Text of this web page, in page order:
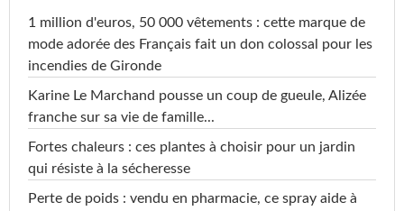
1 million d'euros, 50 000 vêtements : cette marque de
mode adorée des Français fait un don colossal pour les
incendies de Gironde
Karine Le Marchand pousse un coup de gueule, Alizée
franche sur sa vie de famille...
Fortes chaleurs : ces plantes à choisir pour un jardin
qui résiste à la sécheresse
Perte de poids : vendu en pharmacie, ce spray aide à